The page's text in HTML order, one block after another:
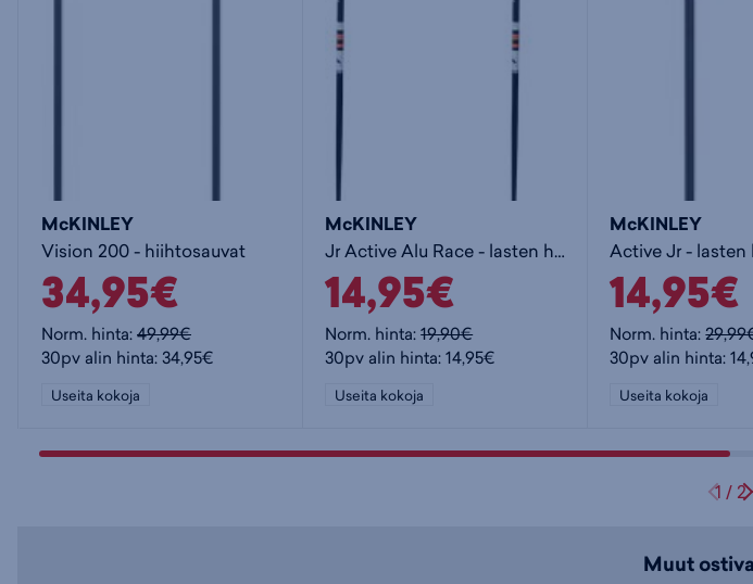
McKINLEY
Vision 200 - hiihtosauvat
34,95€
Norm. hinta:49,99€
30pv alin hinta: 34,95€
Useita kokoja
McKINLEY
Jr Active Alu Race - lasten hiihtosauvat
14,95€
Norm. hinta:19,90€
30pv alin hinta: 14,95€
Useita kokoja
McKINLEY
14,95€
Norm. hinta:
30pv alin hinta:
Useita kokoja
1 / 2
Muut